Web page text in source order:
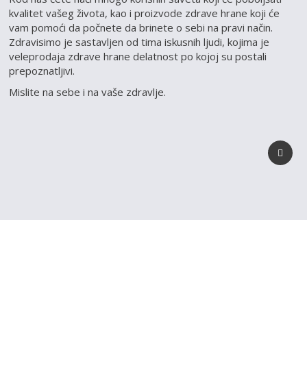
kvalitet vašeg života, kao i proizvode zdrave hrane koji će
vam pomoći da počnete da brinete o sebi na pravi način.
Zdravisimo je sastavljen od tima iskusnih ljudi, kojima je
veleprodaja zdrave hrane delatnost po kojoj su postali
prepoznatljivi.
Mislite na sebe i na vaše zdravlje.